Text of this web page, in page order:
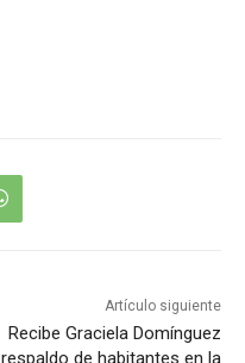
Artículo siguiente
Recibe Graciela Domínguez
respaldo de habitantes en la